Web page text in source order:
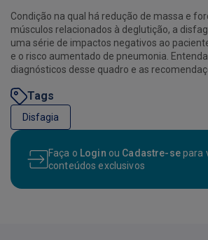
Condição na qual há redução de massa e
músculos relacionados à deglutição, a
uma série de impactos negativos ao
e o risco aumentado de pneumonia.
diagnósticos desse quadro e as
Tags
Disfagia
Faça o Login ou Cadastre-separa
conteúdos exclusivos